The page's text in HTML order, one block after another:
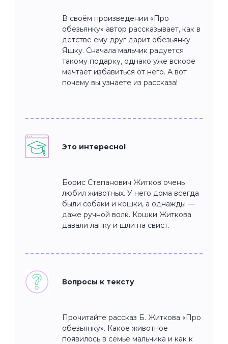
В своём произведении «Про
обезьянку» автор рассказывает, как в
детстве ему друг дарит обезьянку
Яшку. Сначала мальчик радуется
такому подарку, однако уже вскоре
мечтает избавиться от него. А вот
почему вы узнаете из рассказа!
Это интересно!
Борис Степанович Житков очень
любил животных. У него дома всегда
были собаки и кошки, а однажды —
даже ручной волк. Кошки Житкова
давали лапку и шли на свист.
Вопросы к тексту
Прочитайте рассказ Б. Житкова «Про
обезьянку». Какое животное
появилось в семье мальчика и как к